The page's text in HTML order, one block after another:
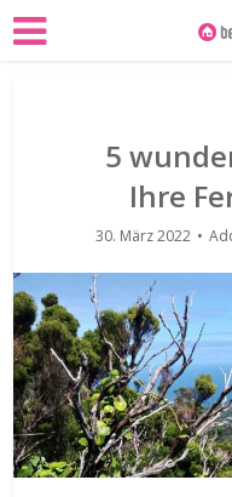
5
Ihre
30. März 2022